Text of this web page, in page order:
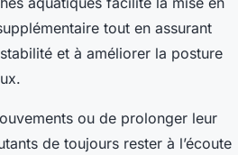
tout en assurant
et à améliorer la posture
ou de prolonger leur
de toujours rester à l’écoute